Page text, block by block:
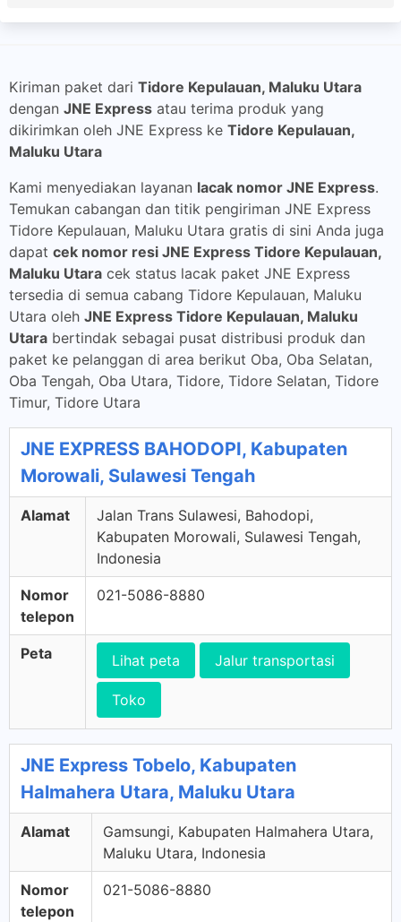
Kiriman paket dari Tidore Kepulauan, Maluku Utara
dengan JNE Express atau terima produk yang
dikirimkan oleh JNE Express ke Tidore Kepulauan,
Maluku Utara
Kami menyediakan layanan lacak nomor JNE Express.
Temukan cabangan dan titik pengiriman JNE Express
Tidore Kepulauan, Maluku Utara gratis di sini Anda juga
dapat cek nomor resi JNE Express Tidore Kepulauan,
Maluku Utara cek status lacak paket JNE Express
tersedia di semua cabang Tidore Kepulauan, Maluku
Utara oleh JNE Express Tidore Kepulauan, Maluku
Utara bertindak sebagai pusat distribusi produk dan
paket ke pelanggan di area berikut Oba, Oba Selatan,
Oba Tengah, Oba Utara, Tidore, Tidore Selatan, Tidore
Timur, Tidore Utara
JNE EXPRESS BAHODOPI, Kabupaten
Morowali, Sulawesi Tengah
Alamat
Jalan Trans Sulawesi, Bahodopi,
Kabupaten Morowali, Sulawesi Tengah,
Indonesia
Nomor
telepon
021-5086-8880
Peta Lihat peta Jalur transportasi
Toko
JNE Express Tobelo, Kabupaten
Halmahera Utara, Maluku Utara
Alamat
Gamsungi, Kabupaten Halmahera Utara,
Maluku Utara, Indonesia
Nomor
telepon
021-5086-8880